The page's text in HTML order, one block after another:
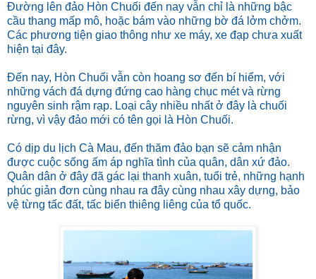
Đường lên đảo Hòn Chuối đến nay vẫn chỉ là những bậc
cầu thang mấp mô, hoặc bám vào những bờ đá lởm chởm.
Các phương tiện giao thông như xe máy, xe đạp chưa xuất
hiện tại đây.
Đến nay, Hòn Chuối vẫn còn hoang sơ đến bí hiểm, với
những vách đá dựng đứng cao hàng chục mét và rừng
nguyên sinh rậm rạp. Loại cây nhiều nhất ở đây là chuối
rừng, vì vậy đảo mới có tên gọi là Hòn Chuối.
Có dịp du lịch Cà Mau, đến thăm đảo bạn sẽ cảm nhận
được cuộc sống ấm áp nghĩa tình của quân, dân xứ đảo.
Quân dân ở đây đã gác lại thanh xuân, tuổi trẻ, những hạnh
phúc giản đơn cùng nhau ra đây cùng nhau xây dựng, bảo
vệ từng tấc đất, tấc biển thiêng liêng của tổ quốc.